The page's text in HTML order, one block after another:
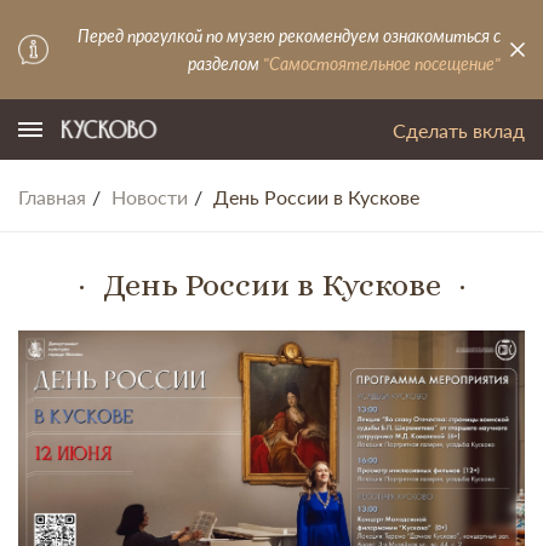
Перед прогулкой по музею рекомендуем ознакомиться с
разделом "Самостоятельное посещение"
Сделать вклад
Главная Новости День России в Кускове
День России в Кускове